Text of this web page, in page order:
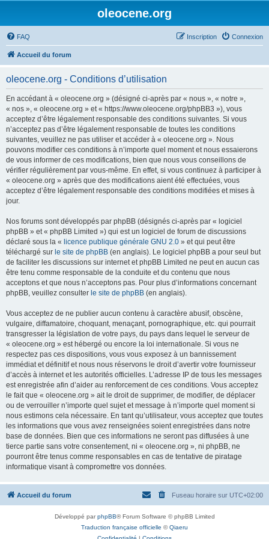
oleocene.org
FAQ Connexion
Inscription
Accueil du forum
oleocene.org - Conditions d’utilisation
En accédant à « oleocene.org » (désigné ci-après par « nous », « notre »,
« nos », « oleocene.org » et « https://www.oleocene.org/phpBB3 »), vous
acceptez d’être légalement responsable des conditions suivantes. Si vous
n’acceptez pas d’être légalement responsable de toutes les conditions
suivantes, veuillez ne pas utiliser et accéder à « oleocene.org ». Nous
pouvons modifier ces conditions à n’importe quel moment et nous essaierons
de vous informer de ces modifications, bien que nous vous conseillons de
vérifier régulièrement par vous-même. En effet, si vous continuez à participer à
« oleocene.org » après que des modifications aient été effectuées, vous
acceptez d’être légalement responsable des conditions modifiées et mises à
jour.
Nos forums sont développés par phpBB (désignés ci-après par « logiciel
phpBB » et « phpBB Limited ») qui est un logiciel de forum de discussions
déclaré sous la « licence publique générale GNU 2.0 » et qui peut être
téléchargé sur le site de phpBB (en anglais). Le logiciel phpBB a pour seul but
de faciliter les discussions sur internet et phpBB Limited ne peut en aucun cas
être tenu comme responsable de la conduite et du contenu que nous
acceptons et que nous n’acceptons pas. Pour plus d’informations concernant
phpBB, veuillez consulter le site de phpBB (en anglais).
Vous acceptez de ne publier aucun contenu à caractère abusif, obscène,
vulgaire, diffamatoire, choquant, menaçant, pornographique, etc. qui pourrait
transgresser la législation de votre pays, du pays dans lequel le serveur de
« oleocene.org » est hébergé ou encore la loi internationale. Si vous ne
respectez pas ces dispositions, vous vous exposez à un bannissement
immédiat et définitif et nous nous réservons le droit d’avertir votre fournisseur
d’accès à internet et les autorités officielles. L’adresse IP de tous les messages
est enregistrée afin d’aider au renforcement de ces conditions. Vous acceptez
le fait que « oleocene.org » ait le droit de supprimer, de modifier, de déplacer
ou de verrouiller n’importe quel sujet et message à n’importe quel moment si
nous estimons cela nécessaire. En tant qu’utilisateur, vous acceptez que toutes
les informations que vous avez renseignées soient enregistrées dans notre
base de données. Bien que ces informations ne seront pas diffusées à une
tierce partie sans votre consentement, ni « oleocene.org », ni phpBB, ne
pourront être tenus comme responsables en cas de tentative de piratage
informatique visant à compromettre vos données.
Accueil du forum Fuseau horaire sur UTC+02:00
Développé parphpBB® Forum Software © phpBB Limited
Traduction française officielle ©Qiaeru